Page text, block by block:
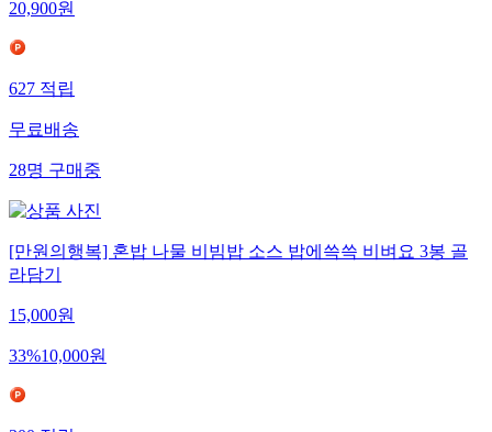
20,900원
627적립
무료배송
28명구매중
[만원의행복] 혼밥 나물 비빔밥 소스 밥에쓱쓱 비벼요 3봉 골
라담기
15,000원
33%10,000원